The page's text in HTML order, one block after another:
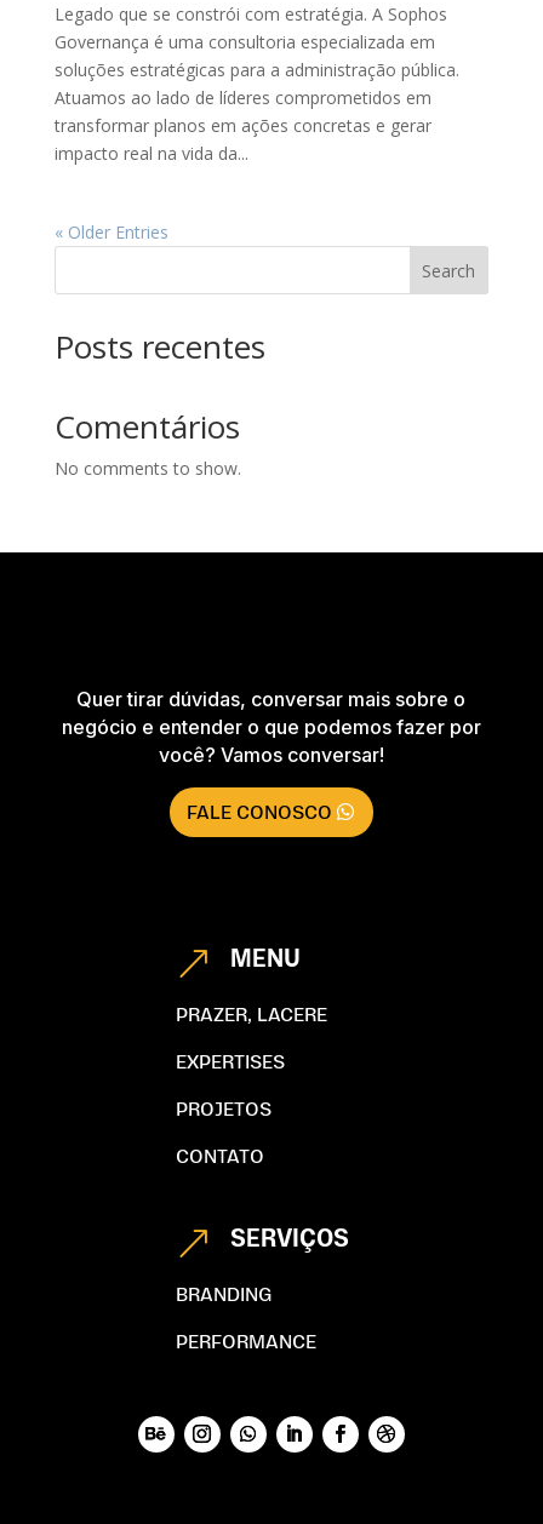
Legado que se constrói com estratégia. A Sophos
Governança é uma consultoria especializada em
soluções estratégicas para a administração pública.
Atuamos ao lado de líderes comprometidos em
transformar planos em ações concretas e gerar
impacto real na vida da...
« Older Entries
Search
Posts recentes
Comentários
No comments to show.
Quer tirar dúvidas, conversar mais sobre o
negócio e entender o que podemos fazer por
você? Vamos conversar!
FALE CONOSCO
& MENU
PRAZER, LACERE
EXPERTISES
PROJETOS
CONTATO
& SERVIÇOS
BRANDING
PERFORMANCE